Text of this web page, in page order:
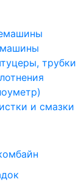
трубки
и смазки